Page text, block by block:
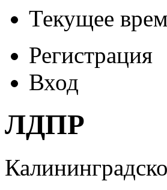
Текущее
Регистрация
Вход
ЛДПР